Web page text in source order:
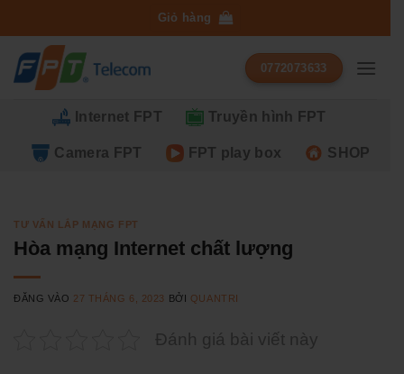
qua
dung
Giỏ hàng
0772073633
Internet FPT Truyền hình FPT
Camera FPT FPT play box SHOP
TƯ VẤN LẮP MẠNG FPT
Hòa mạng Internet chất lượng
ĐĂNG VÀO 27 THÁNG 6, 2023 BỞI QUANTRI
Đánh giá bài viết này